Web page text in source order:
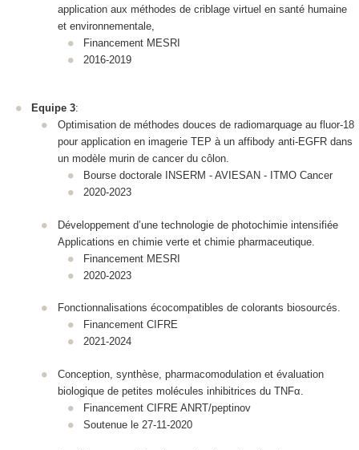
application aux méthodes de criblage virtuel en santé humaine
et environnementale,
Financement MESRI
2016-2019
Equipe 3:
Optimisation de méthodes douces de radiomarquage au fluor-18
pour application en imagerie TEP à un affibody anti‑EGFR dans
un modèle murin de cancer du côlon.
Bourse doctorale INSERM - AVIESAN - ITMO Cancer
2020-2023
Développement d’une technologie de photochimie intensifiée
Applications en chimie verte et chimie pharmaceutique.
Financement MESRI
2020-2023
Fonctionnalisations écocompatibles de colorants biosourcés.
Financement CIFRE
2021-2024
Conception, synthèse, pharmacomodulation et évaluation
biologique de petites molécules inhibitrices du TNFα.
Financement CIFRE ANRT/peptinov
Soutenue le 27-11-2020